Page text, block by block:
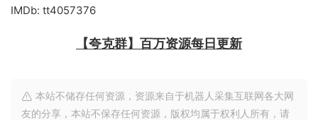
IMDb: tt4057376
【夸克群】百万资源每日更新
本站不储存任何资源，资源来自于机器人采集互联网各大网
友的分享，本站不保存任何资源，版权均属于权利人所有，请